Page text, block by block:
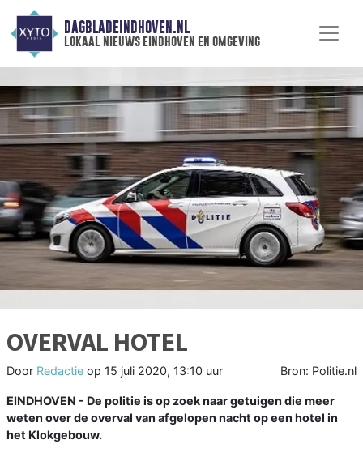
DAGBLADEINDHOVEN.NL
lokaal nieuws eindhoven en omgeving
OVERVAL HOTEL
Door Redactie op 15 juli 2020, 13:10 uur Bron: Politie.nl
EINDHOVEN - De politie is op zoek naar getuigen die meer
weten over de overval van afgelopen nacht op een hotel in
het Klokgebouw.